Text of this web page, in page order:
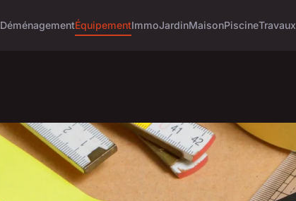
DéménagementÉquipementImmoJardinMaisonPiscineTravaux